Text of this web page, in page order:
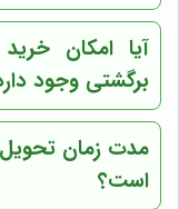
آیا امکان
برگشتی وجود
مدت زمان
است؟